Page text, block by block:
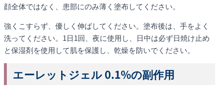
顔全体ではなく、患部にのみ薄く塗布してください。
強くこすらず、優しく伸ばしてください。塗布後は、手をよく
洗ってください。1日1回、夜に使用し、日中は必ず日焼け止め
と保湿剤を使用して肌を保護し、乾燥を防いでください。
エーレットジェル 0.1%の副作用